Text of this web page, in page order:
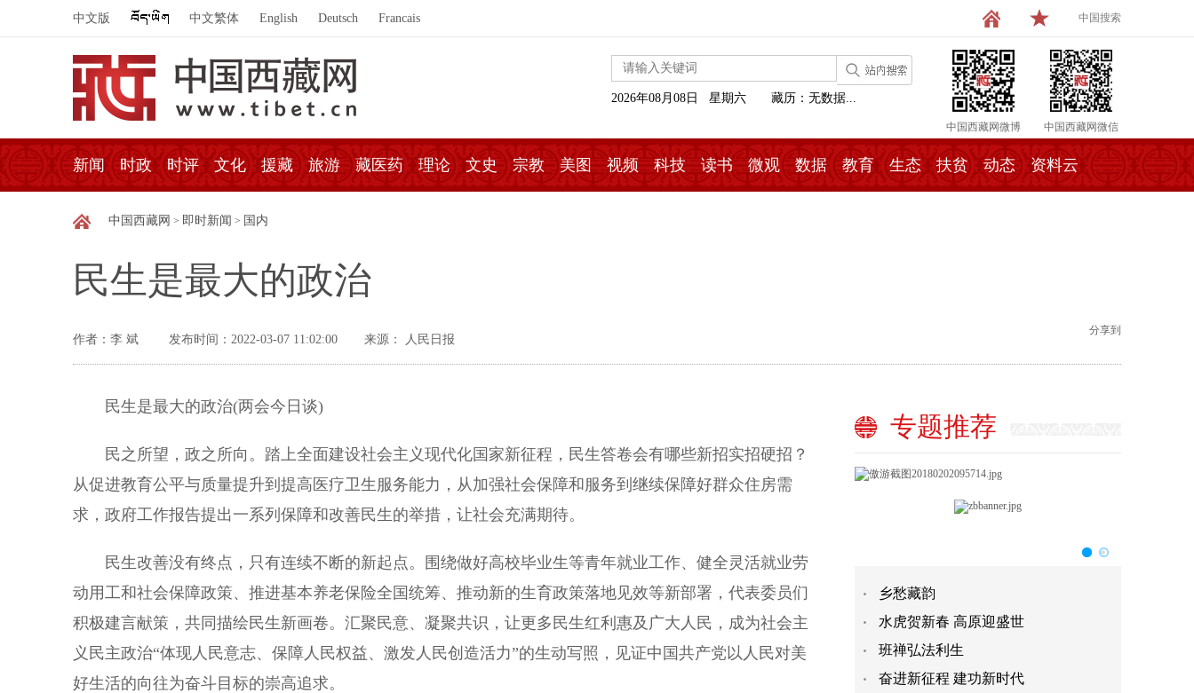
中文版 中文繁体 English Deutsch Francais 中国搜索
中国西藏网微博 中国西藏网微信
2026年08月08日 星期六 藏历：无数据...
新闻 时政 时评 文化 援藏 旅游 藏医药 理论 文史 宗教 美图 视频 科技 读书 微观 数据 教育 生态 扶贫 动态 资料云
中国西藏网 > 即时新闻 > 国内
民生是最大的政治
作者：李 斌 发布时间：2022-03-07 11:02:00 来源： 人民日报
分享到
民生是最大的政治(两会今日谈)
民之所望，政之所向。踏上全面建设社会主义现代化国家新征程，民生答卷会有哪些新招实招硬招？
从促进教育公平与质量提升到提高医疗卫生服务能力，从加强社会保障和服务到继续保障好群众住房需
求，政府工作报告提出一系列保障和改善民生的举措，让社会充满期待。
民生改善没有终点，只有连续不断的新起点。围绕做好高校毕业生等青年就业工作、健全灵活就业劳
动用工和社会保障政策、推进基本养老保险全国统筹、推动新的生育政策落地见效等新部署，代表委员们
积极建言献策，共同描绘民生新画卷。汇聚民意、凝聚共识，让更多民生红利惠及广大人民，成为社会主
义民主政治“体现人民意志、保障人民权益、激发人民创造活力”的生动写照，见证中国共产党以人民对美
好生活的向往为奋斗目标的崇高追求。
专题推荐
乡愁藏韵
水虎贺新春 高原迎盛世
班禅弘法利生
奋进新征程 建功新时代